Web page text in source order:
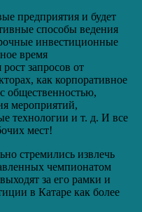
предприятия и будет
способы ведения
инвестиционные
время
запросов от
как корпоративное
общественностью,
мероприятий,
технологии и т. д. И все
мест!
стремились извлечь
чемпионатом
за его рамки и
в Катаре как более